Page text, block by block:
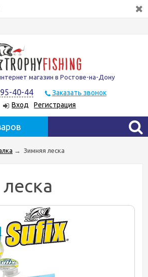
магазин в Ростове-на-Дону
40-44
Заказать звонок
Вход
Регистрация
→ Зимняя леска